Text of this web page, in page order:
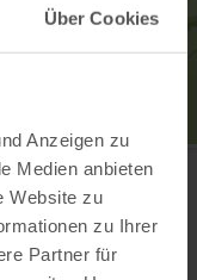
Über Cookies
Anzeigen zu
Medien anbieten
Website zu
zu Ihrer
Partner für